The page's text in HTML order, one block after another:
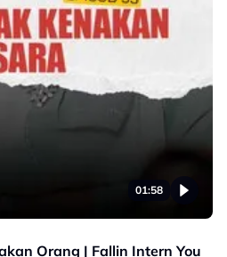
01:58
Orang | Fallin Intern You